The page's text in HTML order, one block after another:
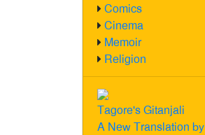
Comics
Cinema
Memoir
Religion
Tagore's Gitanjali
A New Translation by